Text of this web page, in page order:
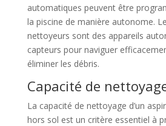
automatiques peuvent être
la piscine de manière autonome.
nettoyeurs sont des appareils
capteurs pour naviguer
éliminer les débris.
Capacité de
La capacité de nettoyage d’un
hors sol est un critère essentiel à